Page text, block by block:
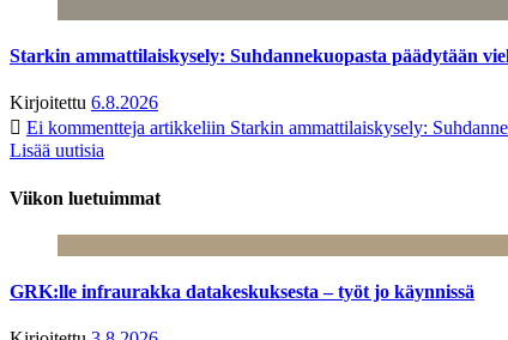
Starkin ammattilaiskysely: Suhdannekuopasta päädytään
Kirjoitettu 6.8.2026
Ei kommentteja artikkeliin Starkin ammattilaiskysely:
Lisää uutisia
Viikon luetuimmat
GRK:lle infraurakka datakeskuksesta – työt jo käynnissä